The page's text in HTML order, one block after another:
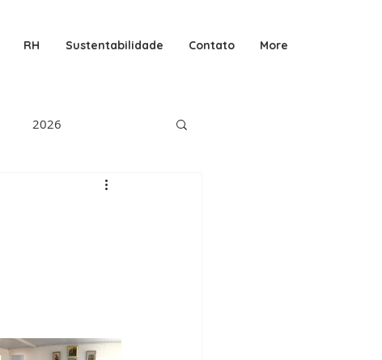
RH Sustentabilidade Contato More
2026